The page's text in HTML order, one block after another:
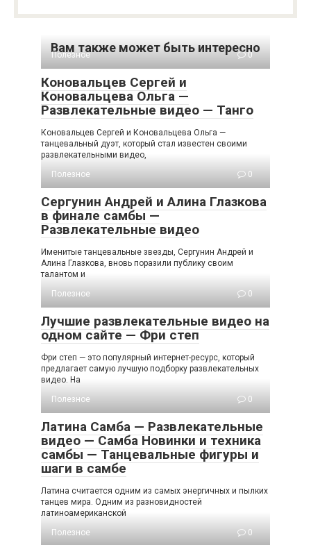
Вам также может быть интересно
Полезное 0
Коновальцев Сергей и
Коновальцева Ольга —
Развлекательные видео — Танго
Коновальцев Сергей и Коновальцева Ольга —
танцевальный дуэт, который стал известен своими
развлекательными видео,
Полезное
0
Сергунин Андрей и Алина Глазкова
в финале самбы —
Развлекательные видео
Именитые танцевальные звезды, Сергунин Андрей и
Алина Глазкова, вновь поразили публику своим
талантом и
Полезное
0
Лучшие развлекательные видео на
одном сайте — Фри степ
Фри степ — это популярный интернет-ресурс, который
предлагает самую лучшую подборку развлекательных
видео. На
Полезное
0
Латина Самба — Развлекательные
видео — Самба Новинки и техника
самбы — Танцевальные фигуры и
шаги в самбе
Латина считается одним из самых энергичных и пылких
танцев мира. Одним из разновидностей
латиноамериканской
Полезное
0